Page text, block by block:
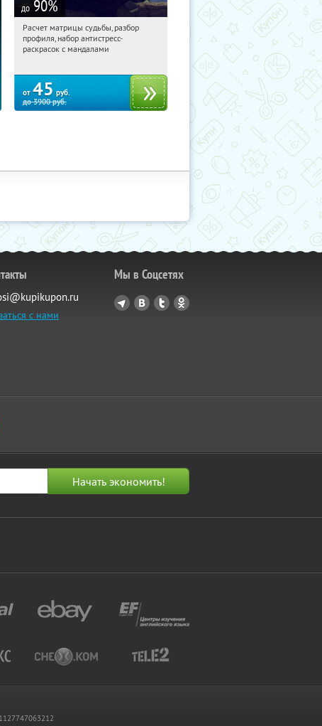
до 90%
11:07:56 Купили:
Россия
Расчет матрицы судьбы, разбор
профиля, набор антистресс-
раскрасок с мандалами
от 45 руб.
до3900руб.
с нами
Мы в Соцсетях